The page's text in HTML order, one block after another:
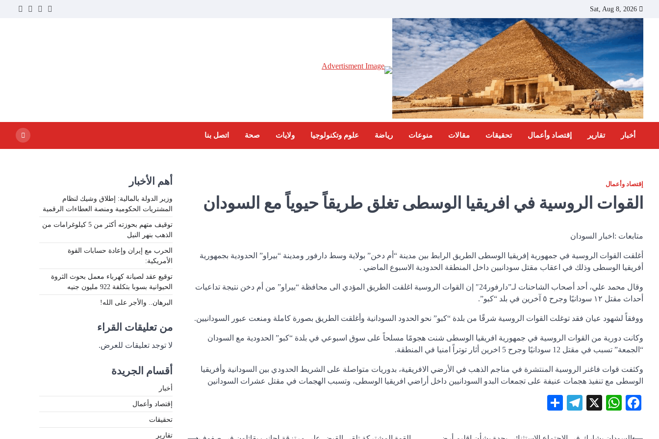
content
Sat, Aug 8, 2026
Twitter
Facebook
Instagram
أخبار تقارير إقتصاد وأعمال تحقيقات مقالات منوعات رياضة علوم وتكنولوجيا ولايات صحة اتصل بنا
إقتصاد وأعمال
القوات الروسية في افريقيا الوسطى تغلق طريقاً حيوياً مع السودان
متابعات :اخبار السودان
أغلقت القوات الروسية في جمهورية إفريقيا الوسطى الطريق الرابط بين مدينة “أم دخن” بولاية وسط دارفور ومدينة “بيراو” الحدودية بجمهورية
أفريقيا الوسطى وذلك في اعقاب مقتل سودانيين داخل المنطقة الحدودية الاسبوع الماضي .
وقال محمد علي، أحد أصحاب الشاحنات لـ”دارفور24″ إن القوات الروسية اغلقت الطريق المؤدي الى محافظة “بيراو” من أم دخن نتيجة تداعيات
أحداث مقتل ١٢ سودانيًا وجرح ٥ آخرين في بلد “كبو”.
ووفقاً لشهود عيان فقد توغلت القوات الروسية شرقًا من بلدة “كبو” نحو الحدود السودانية وأغلقت الطريق بصورة كاملة ومنعت عبور السودانيين.
وكانت دورية من القوات الروسية في جمهورية افريقيا الوسطى شنت هجومًا مسلحاً على سوق اسبوعي في بلدة “كبو” الحدودية مع السودان
“الجمعة” تسبب في مقتل 12 سودانيًا وجرح 5 اخرين أثار توتراً امنيا في المنطقة.
وكثفت قوات فاغنر الروسية المنتشرة في مناجم الذهب في الأرضي الافريقية، بدوريات متواصلة على الشريط الحدودي بين السودانية وأفريقيا
الوسطى مع تنفيذ هجمات عنيفة على تجمعات البدو السودانيين داخل أراضي افريقيا الوسطى، وتسبب الهجمات في مقتل عشرات السودانين
Facebook
WhatsApp
X
Telegram
أهم الأخبار
وزير الدولة بالمالية: إطلاق وشيك لنظام
المشتريات الحكومية ومنصة العطاءات الرقمية
توقيف متهم بحوزته أكثر من 5 كيلوغرامات من
الذهب بنهر النيل
الحرب مع إيران وإعادة حسابات القوة
الأمريكية:
توقيع عقد لصيانة كهرباء معمل بحوث الثروة
الحيوانية بسوبا بتكلفة 922 مليون جنيه
البرهان.. والأجر على الله!
من تعليقات القراء
لا توجد تعليقات للعرض.
أقسام الجريدة
أخبار
إقتصاد وأعمال
تحقيقات
تقارير